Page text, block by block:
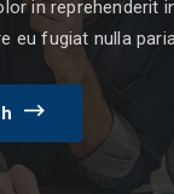
in reprehenderit
eu fugiat nulla